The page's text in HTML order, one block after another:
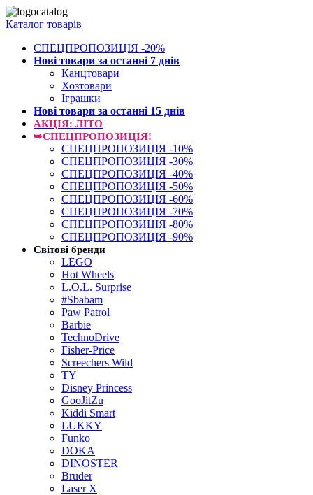
Каталог товарів
СПЕЦПРОПОЗИЦІЯ -20%
Нові товари за останнi 7 днiв
Канцтовари
Хозтовари
Іграшки
Нові товари за останнi 15 днiв
АКЦІЯ: ЛІТО
➥СПЕЦПРОПОЗИЦІЯ!
СПЕЦПРОПОЗИЦІЯ -10%
СПЕЦПРОПОЗИЦІЯ -30%
СПЕЦПРОПОЗИЦІЯ -40%
СПЕЦПРОПОЗИЦІЯ -50%
СПЕЦПРОПОЗИЦІЯ -60%
СПЕЦПРОПОЗИЦІЯ -70%
СПЕЦПРОПОЗИЦІЯ -80%
СПЕЦПРОПОЗИЦІЯ -90%
Світові бренди
LEGO
Hot Wheels
L.O.L. Surprise
#Sbabam
Paw Patrol
Barbie
TechnoDrive
Fisher-Price
Screechers Wild
TY
Disney Princess
GooJitZu
Kiddi Smart
LUKKY
Funko
DOKA
DINOSTER
Bruder
Laser X